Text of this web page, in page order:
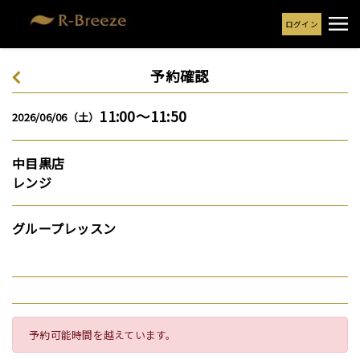
ログイン
予約確認
2026/06/06（土） 11:00～11:50
中目黒店
レンジ
グループレッスン
予約可能時間を越えています。